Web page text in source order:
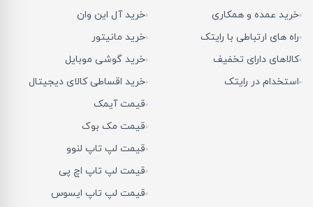
خرید عمده و همکاری
راه های ارتباطی با رایتک
کالاهای دارای تخفیف
استخدام در رایتک
خرید آل این وان
خرید مانیتور
خرید گوشی موبایل
خرید اقساطی کالای دیجیتال
قیمت آیمک
قیمت مک بوک
قیمت لپ تاپ لنوو
قیمت لپ تاپ اچ پی
قیمت لپ تاپ ایسوس